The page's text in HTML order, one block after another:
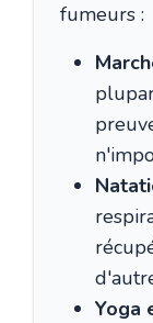
fumeurs :
Yoga